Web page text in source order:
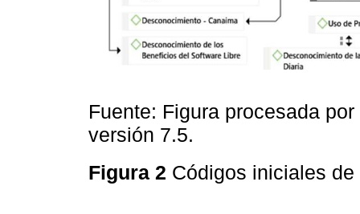
Fuente: Figura procesada
versión 7.5.
Figura 2 Códigos iniciales